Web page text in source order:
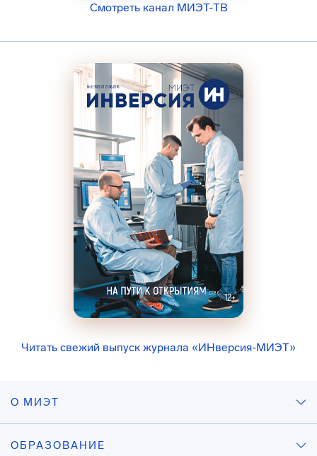
Смотреть канал МИЭТ-ТВ
Читать свежий выпуск журнала «ИНверсия-МИЭТ»
О МИЭТ
ОБРАЗОВАНИЕ